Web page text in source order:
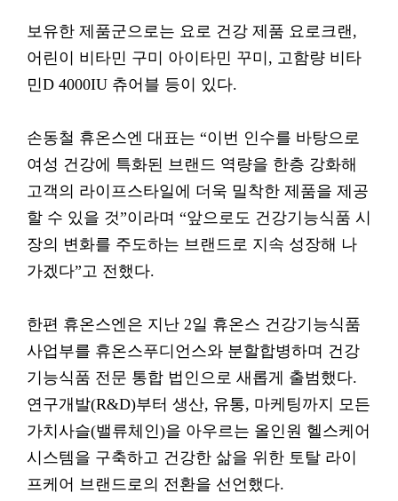
보유한 제품군으로는 요로 건강 제품 요로크랜,
어린이 비타민 구미 아이타민 꾸미, 고함량 비타
민D 4000IU 츄어블 등이 있다.
손동철 휴온스엔 대표는 “이번 인수를 바탕으로
여성 건강에 특화된 브랜드 역량을 한층 강화해
고객의 라이프스타일에 더욱 밀착한 제품을 제공
할 수 있을 것”이라며 “앞으로도 건강기능식품 시
장의 변화를 주도하는 브랜드로 지속 성장해 나
가겠다”고 전했다.
한편 휴온스엔은 지난 2일 휴온스 건강기능식품
사업부를 휴온스푸디언스와 분할합병하며 건강
기능식품 전문 통합 법인으로 새롭게 출범했다.
연구개발(R&D)부터 생산, 유통, 마케팅까지 모든
가치사슬(밸류체인)을 아우르는 올인원 헬스케어
시스템을 구축하고 건강한 삶을 위한 토탈 라이
프케어 브랜드로의 전환을 선언했다.